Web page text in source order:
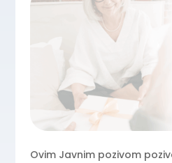
Ovim Javnim pozivom